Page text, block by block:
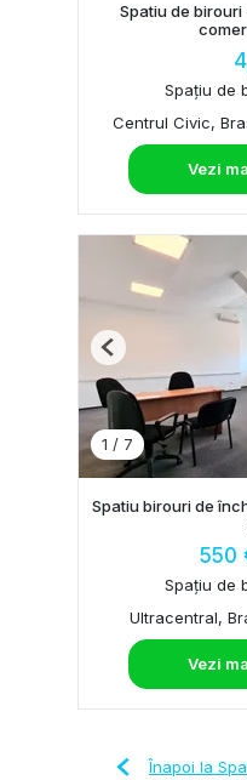
Spatiu de birouri
Spațiu de
Centrul Civic,
Vezi
1 / 7
Previous
Spatiu birouri de
550
Spațiu de
Ultracentral,
Vezi
Înapoi la